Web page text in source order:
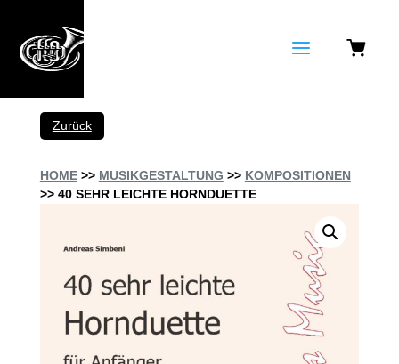
a
Zurück
HOME>> MUSIKGESTALTUNG >> KOMPOSITIONEN
>> 40 SEHR LEICHTE HORNDUETTE